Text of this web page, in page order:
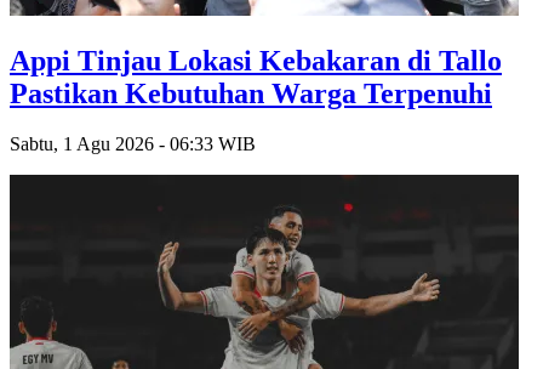
Appi Tinjau Lokasi Kebakaran di Tallo
Pastikan Kebutuhan Warga Terpenuhi
Sabtu, 1 Agu 2026 - 06:33 WIB